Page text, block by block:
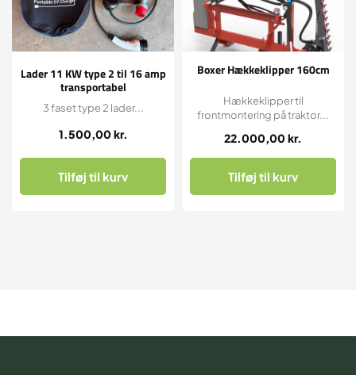
Lader 11 KW type 2 til 16 amp
transportabel
1.500,00 kr.
3 faset type 2 lader...
Tilføj til kurv
Boxer Hækkeklipper 160cm
22.000,00 kr.
Hækkeklipper til
frontmontering på traktor...
Tilføj til kurv